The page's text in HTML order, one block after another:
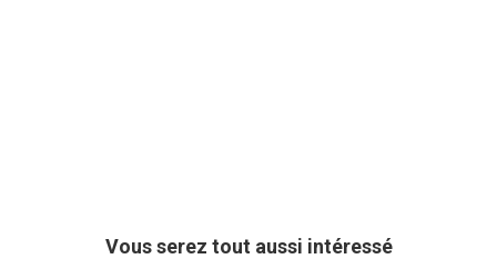
Vous serez tout aussi intéressé